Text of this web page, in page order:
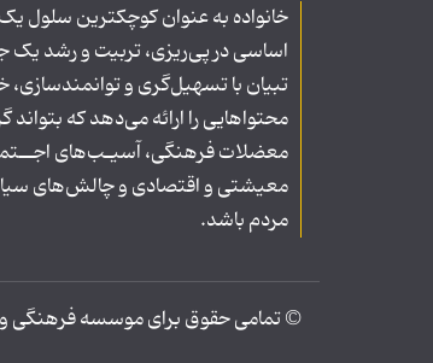
خانواده به عنوان کوچکترین سلول
اساسی در پی‌ریزی، تربیت و رشد یک
تبیان با تسهیل‌گری و
محتواهایی را ارائه می‌دهد که بتواند
معضلات فرهنگی، آسیـب‌های
معیشتی و اقتصادی و چالش‌های
مردم باشد.
© تمامی حقوق برای موسسه فرهنگی